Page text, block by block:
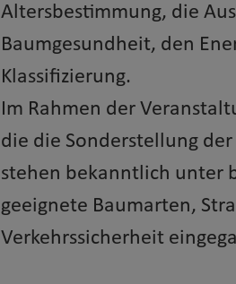
Altersbestimmung, die
Baumgesundheit, den
Klassifizierung.
Im Rahmen der
die die Sonderstellung
stehen bekanntlich unter
geeignete Baumarten,
Verkehrssicherheit